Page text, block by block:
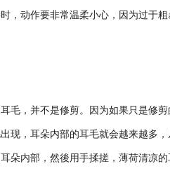
，动作要非常温柔小心，因为过于
毛，并不是修剪。因为如果只是修
现，耳朵内部的耳毛就会越来越多
朵内部，然後用手揉搓，薄荷清凉